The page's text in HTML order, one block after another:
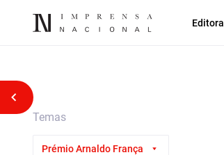
Editora
Voltar atrás
Temas
Prémio Arnaldo França